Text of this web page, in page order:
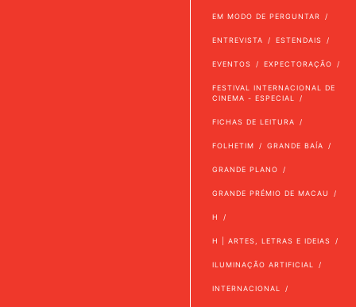
EM MODO DE PERGUNTAR
ENTREVISTA ESTENDAIS
EVENTOS EXPECTORAÇÃO
FESTIVAL INTERNACIONAL DE
CINEMA - ESPECIAL
FICHAS DE LEITURA
FOLHETIM GRANDE BAÍA
GRANDE PLANO
GRANDE PRÉMIO DE MACAU
H
H | ARTES, LETRAS E IDEIAS
ILUMINAÇÃO ARTIFICIAL
INTERNACIONAL